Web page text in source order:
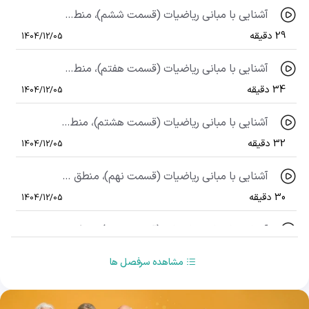
آشنایی با مبانی ریاضیات (قسمت ششم)، منطق ریاضی (قسمت ششم)
29 دقیقه 1404/12/05
آشنایی با مبانی ریاضیات (قسمت هفتم)، منطق ریاضی (قسمت هفتم)
34 دقیقه 1404/12/05
آشنایی با مبانی ریاضیات (قسمت هشتم)، منطق ریاضی (قسمت هشتم)
32 دقیقه 1404/12/05
آشنایی با مبانی ریاضیات (قسمت نهم)، منطق ریاضی (قسمت نهم)
30 دقیقه 1404/12/05
1403/11/21
مشاهده سرفصل ها